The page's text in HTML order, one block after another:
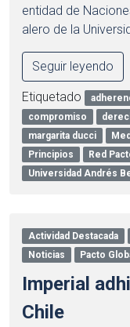
entidad de
alero de la
Seguir leyendo
Etiquetado
compromiso
margarita ducci
Principios
Red
Universidad Andrés
Actividad Destacada
Noticias
Pacto
Imperial
Chile